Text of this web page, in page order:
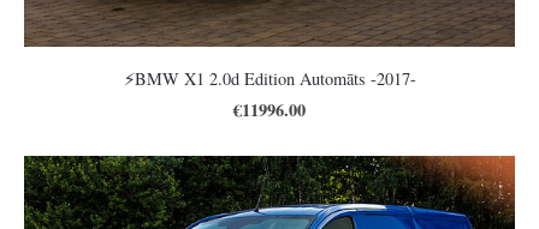
⚡️BMW X1 2.0d Edition Automāts -2017-
€11996.00